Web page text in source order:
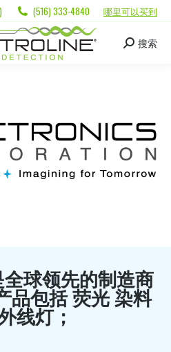
(516) 333-4840 哪里可以买到
搜索
球领先的制造商
品包括荧光 染料
线灯；